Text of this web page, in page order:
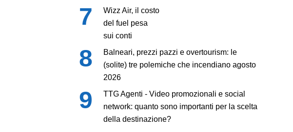
Wizz Air, il costo
del fuel pesa
sui conti
Balneari, prezzi pazzi e overtourism: le
(solite) tre polemiche che incendiano agosto
2026
TTG Agenti - Video promozionali e social
network: quanto sono importanti per la scelta
della destinazione?